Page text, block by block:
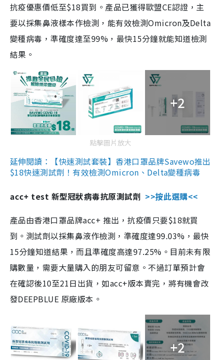
抗疫優惠價低至$18買到。產品已獲得歐盟CE認證，主
要以採集鼻液樣本作檢測，能有效檢測Omicron及Delta
變種病毒，準確度達至99%，最快15分鐘就能知道檢測
結果。
+2
點擊圖片放大
延伸閱讀：【快速測試套裝】香港口罩品牌Savewo推出
$18快速測試劑！有效檢測Omicron、Delta變種病毒
acc+ test 新型冠狀病毒抗原測試劑 >>按此選購<<
產品由香港口罩品牌acc+ 推出，抗疫價只要$18就買
到。測試劑以採集鼻液作檢測，準確度達99.03%，最快
15分鐘知道結果，而且準確度高達97.25%。目前未有限
購數量，需要大量購入的朋友可留意。不過訂單預計會
在確認後10至21日出貨，如acc+版本賣完，將有機會改
發DEEPBLUE 原廠版本。
+2